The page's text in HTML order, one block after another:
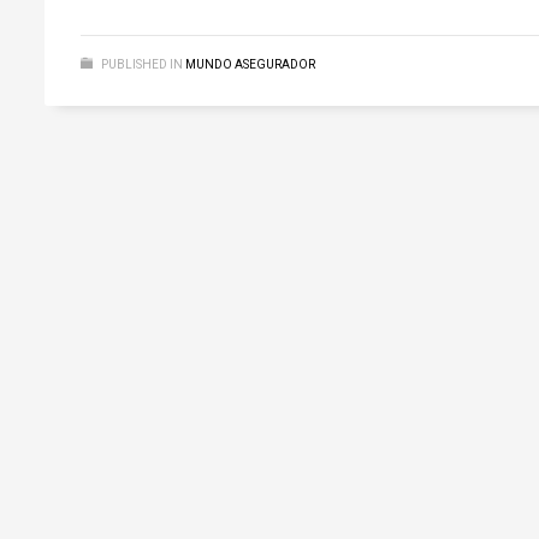
PUBLISHED IN MUNDO ASEGURADOR